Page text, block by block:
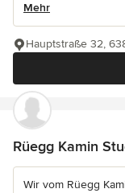
Mehr
Hauptstraße 32,
Rüegg Kamin
Wir vom Rüegg